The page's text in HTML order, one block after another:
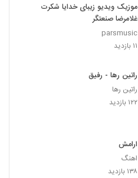
موزیک ویدیو زیبای خدایا شکرت
غلامرضا صنعتگر
parsmusic
۱۱ بازدید
راتین رها - رفیق
راتین رها
۱۲۲ بازدید
ارامش
اهنگ
۱۳۸ بازدید